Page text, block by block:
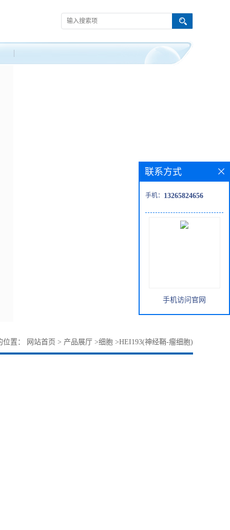
位置： 网站首页 > 产品展厅 >细胞 >HEI193(神经鞘-瘤细胞)
联系方式
手机： 13265824656
手机访问官网